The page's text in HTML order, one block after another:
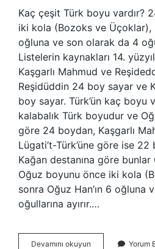
Kaç çeşit Türk boyu vardır?
iki kola (Bozoks ve Üçoklar),
oğluna ve son olarak da 4
Listelerin kaynakları 14.
Kaşgarlı Mahmud ve
Reşidüddin 24 boy sayar ve
boy sayar. Türk’ün kaç boyu
kalabalık Türk boyudur ve
göre 24 boydan, Kaşgarlı
Lügati’t-Türk’üne göre ise
Kağan destanına göre bunlar
Oğuz boyunu önce iki kola
sonra Oğuz Han’ın 6 oğluna
oğullarına ayırır.…
Devamını okuyun Yorum